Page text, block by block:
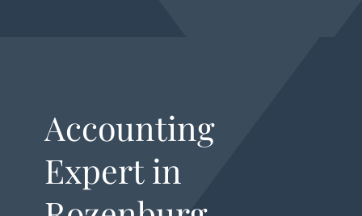
Accounting
Expert in